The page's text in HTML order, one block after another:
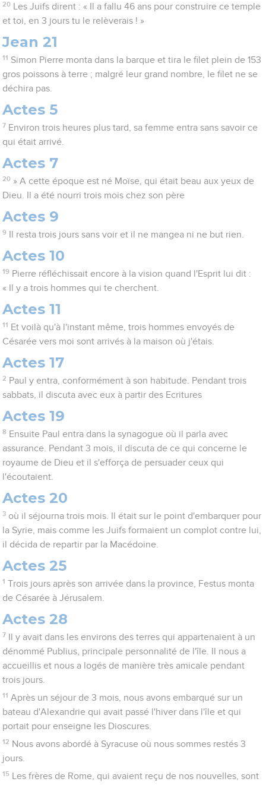
20
Les Juifs dirent : « Il a fallu 46 ans pour construire ce temple
et toi, en 3 jours tu le relèverais ! »
Jean 21
11 Simon Pierre monta dans la barque et tira le filet plein de 153
gros poissons à terre ; malgré leur grand nombre, le filet ne se
déchira pas.
Actes 5
7 Environ trois heures plus tard, sa femme entra sans savoir ce
qui était arrivé.
Actes 7
20 » A cette époque est né Moïse, qui était beau aux yeux de
Dieu. Il a été nourri trois mois chez son père
Actes 9
9 Il resta trois jours sans voir et il ne mangea ni ne but rien.
Actes 10
19 Pierre réfléchissait encore à la vision quand l'Esprit lui dit :
« Il y a trois hommes qui te cherchent.
Actes 11
11 Et voilà qu'à l'instant même, trois hommes envoyés de
Césarée vers moi sont arrivés à la maison où j'étais.
Actes 17
2 Paul y entra, conformément à son habitude. Pendant trois
sabbats, il discuta avec eux à partir des Ecritures
Actes 19
8 Ensuite Paul entra dans la synagogue où il parla avec
assurance. Pendant 3 mois, il discuta de ce qui concerne le
royaume de Dieu et il s'efforça de persuader ceux qui
l'écoutaient.
Actes 20
3 où il séjourna trois mois. Il était sur le point d'embarquer pour
la Syrie, mais comme les Juifs formaient un complot contre lui,
il décida de repartir par la Macédoine.
Actes 25
1 Trois jours après son arrivée dans la province, Festus monta
de Césarée à Jérusalem.
Actes 28
7
Il y avait dans les environs des terres qui appartenaient à un
dénommé Publius, principale personnalité de l'île. Il nous a
accueillis et nous a logés de manière très amicale pendant
trois jours.
11 Après un séjour de 3 mois, nous avons embarqué sur un
bateau d'Alexandrie qui avait passé l'hiver dans l'île et qui
portait pour enseigne les Dioscures.
12 Nous avons abordé à Syracuse où nous sommes restés 3
jours.
15 Les frères de Rome, qui avaient reçu de nos nouvelles, sont